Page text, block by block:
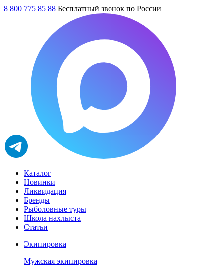
8 800 775 85 88 Бесплатный звонок по России
Каталог
Новинки
Ликвидация
Бренды
Рыболовные туры
Школа нахлыста
Статьи
Экипировка
Мужская экипировка